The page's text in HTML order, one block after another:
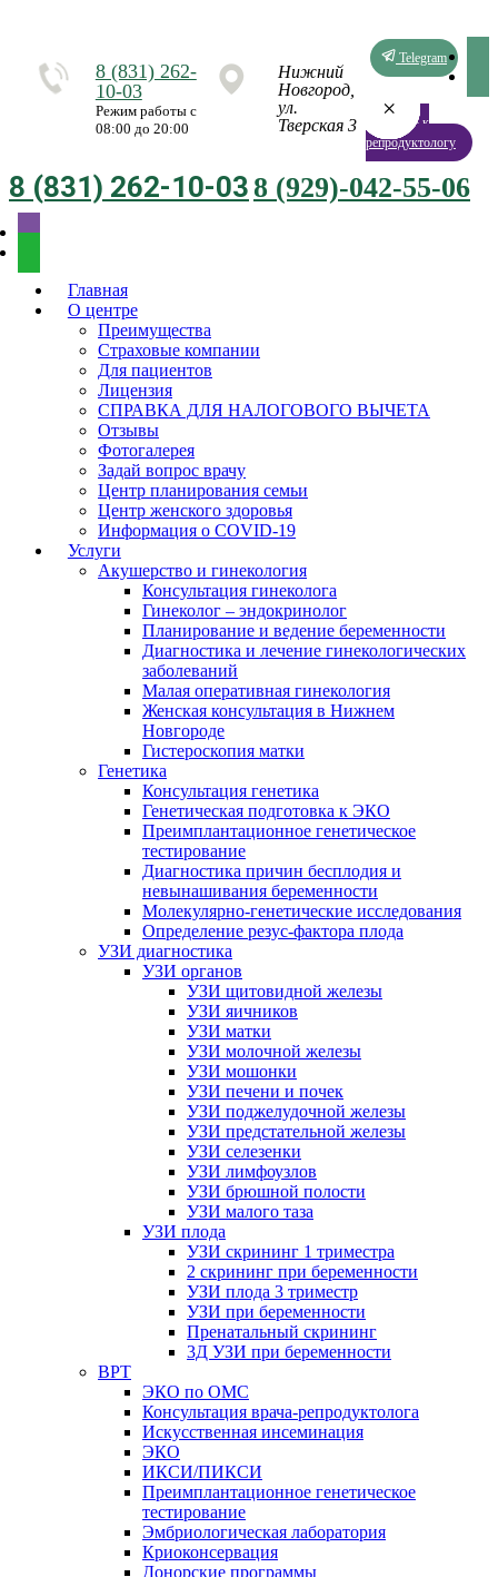
8 (831) 262-
10-03
Режим работы с
08:00 до 20:00
Нижний
Новгород,
ул.
Тверская 3
Telegram
Запись к
репродуктологу
8 (831) 262-10-038 (929)-042-55-06
Главная
О центре
Преимущества
Страховые компании
Для пациентов
Лицензия
СПРАВКА ДЛЯ НАЛОГОВОГО ВЫЧЕТА
Отзывы
Фотогалерея
Задай вопрос врачу
Центр планирования семьи
Центр женского здоровья
Информация о COVID-19
Услуги
Акушерство и гинекология
Консультация гинеколога
Гинеколог – эндокринолог
Планирование и ведение беременности
Диагностика и лечение гинекологических
заболеваний
Малая оперативная гинекология
Женская консультация в Нижнем
Новгороде
Гистероскопия матки
Генетика
Консультация генетика
Генетическая подготовка к ЭКО
Преимплантационное генетическое
тестирование
Диагностика причин бесплодия и
невынашивания беременности
Молекулярно-генетические исследования
Определение резус-фактора плода
УЗИ диагностика
УЗИ органов
УЗИ щитовидной железы
УЗИ яичников
УЗИ матки
УЗИ молочной железы
УЗИ мошонки
УЗИ печени и почек
УЗИ поджелудочной железы
УЗИ предстательной железы
УЗИ селезенки
УЗИ лимфоузлов
УЗИ брюшной полости
УЗИ малого таза
УЗИ плода
УЗИ скрининг 1 триместра
2 скрининг при беременности
УЗИ плода 3 триместр
УЗИ при беременности
Пренатальный скрининг
3Д УЗИ при беременности
ВРТ
ЭКО по ОМС
Консультация врача-репродуктолога
Искусственная инсеминация
ЭКО
ИКСИ/ПИКСИ
Преимплантационное генетическое
тестирование
Эмбриологическая лаборатория
Криоконсервация
Донорские программы
×
×
×
×
×
×
×
×